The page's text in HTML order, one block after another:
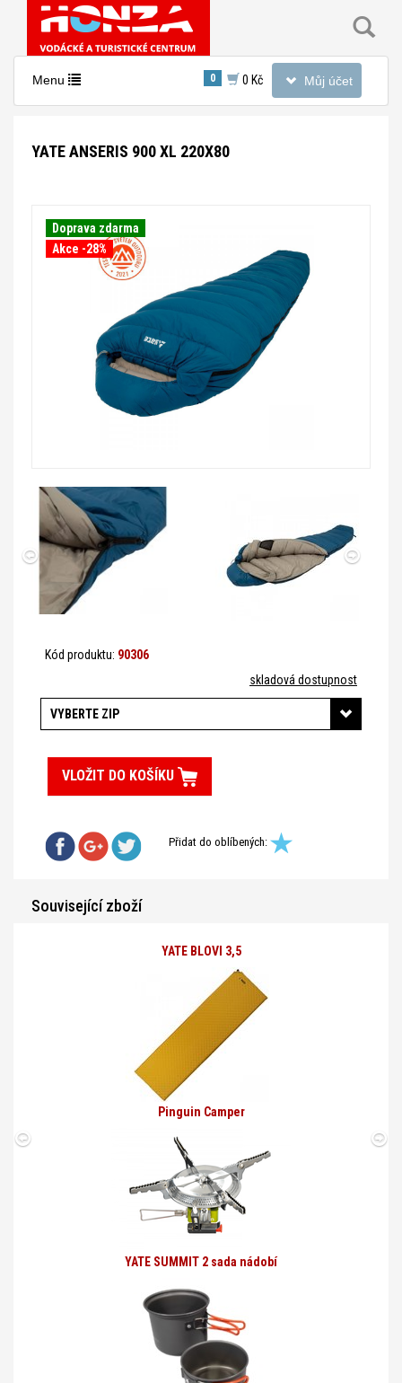
Toggle
navigation
Můj účet
Toggle
Menu 0 0 Kč
YATE ANSERIS 900 XL 220X80
Doprava zdarma
Akce -28%
Kód produktu: 90306
skladová dostupnost
VYBERTE ZIP
VLOŽIT DO KOŠÍKU
Přidat do oblíbených:
Související zboží
YATE BLOVI 3,5
Pinguin Camper
YATE SUMMIT 2 sada nádobí